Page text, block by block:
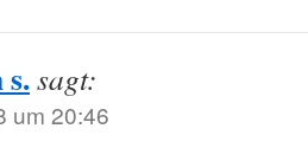
sagt:
um 20:46